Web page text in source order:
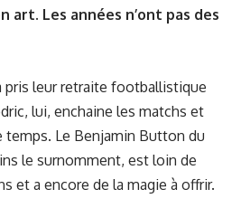
art. Les années n’ont pas des
pris leur retraite footballistique
lui, enchaine les matchs et
temps. Le Benjamin Button du
le surnomment, est loin de
et a encore de la magie à offrir.